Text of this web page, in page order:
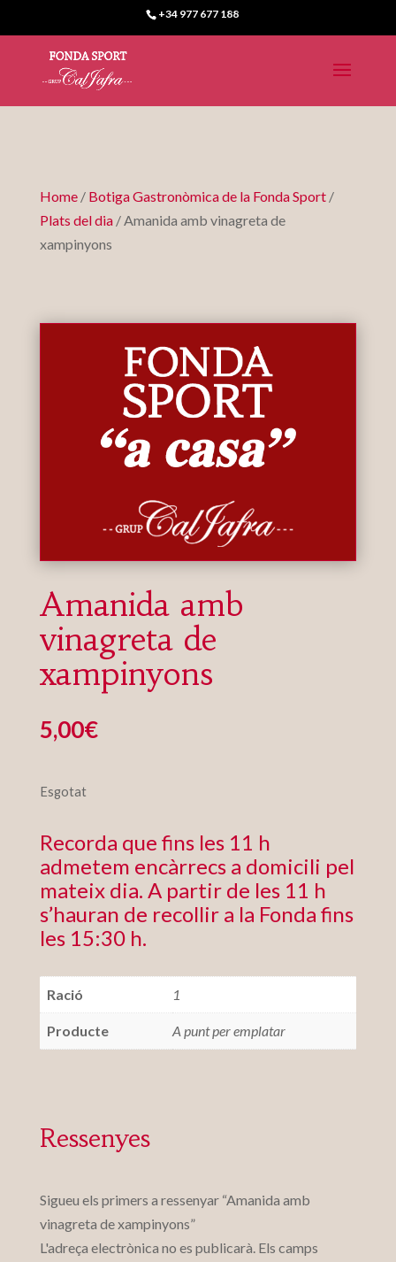
+34 977 677 188
Home/ Botiga Gastronòmica de la Fonda Sport/
Plats del dia/ Amanida amb vinagreta de
xampinyons
Amanida amb
vinagreta de
xampinyons
5,00€
Esgotat
Recorda que fins les 11 h
admetem encàrrecs a domicili pel
mateix dia. A partir de les 11 h
s’hauran de recollir a la Fonda fins
les 15:30 h.
Ració 1
Producte A punt per emplatar
Ressenyes
Sigueu els primers a ressenyar “Amanida amb
vinagreta de xampinyons”
L'adreça electrònica no es publicarà. Els camps